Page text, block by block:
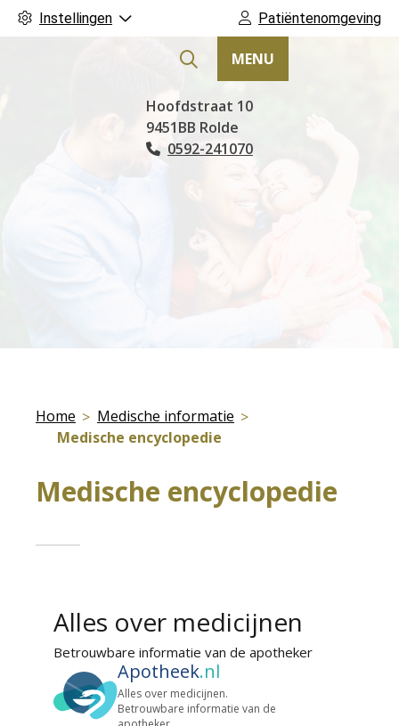
Instellingen Patiëntenomgeving
Hoofdmenu
MENU
Hoofdstraat 10
9451BB Rolde
Tel:
0592-241070
Home
Medische informatie
Medische encyclopedie
Medische encyclopedie
Alles over medicijnen
Betrouwbare informatie van de apotheker
Apotheek.nl
Alles over medicijnen.
Betrouwbare informatie van de